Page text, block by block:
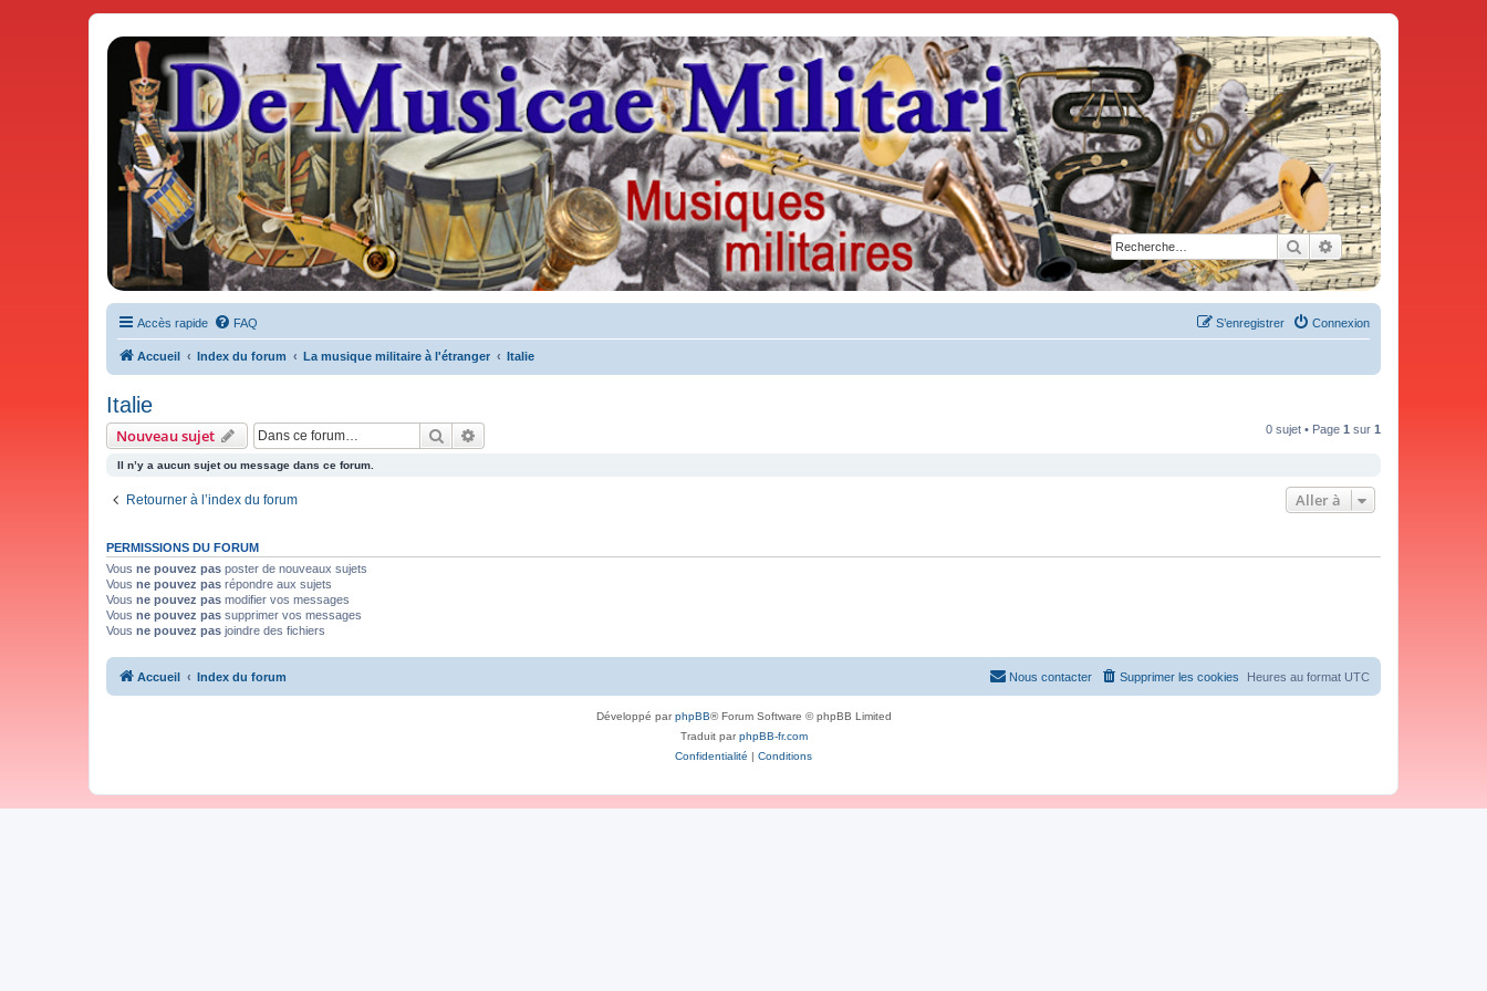
Rechercher
Recherche avancée
De Musicae Militari - Forums
Forums de discussions
Accès rapide FAQ Connexion
S’enregistrer
Accueil Index du forum La musique militaire à l'étranger Italie
Italie
Nouveau sujet Rechercher 0 sujet • Page 1 sur 1
Il n’y a aucun sujet ou message dans ce forum.
Retourner à l’index du forum Aller à
PERMISSIONS DU FORUM
Vous ne pouvez pas poster de nouveaux sujets
Vous ne pouvez pas répondre aux sujets
Vous ne pouvez pas modifier vos messages
Vous ne pouvez pas supprimer vos messages
Vous ne pouvez pas joindre des fichiers
Accueil Index du forum Heures au format UTC
Supprimer les cookies
Nous contacter
Développé parphpBB® Forum Software © phpBB Limited
Traduit parphpBB-fr.com
Confidentialité | Conditions